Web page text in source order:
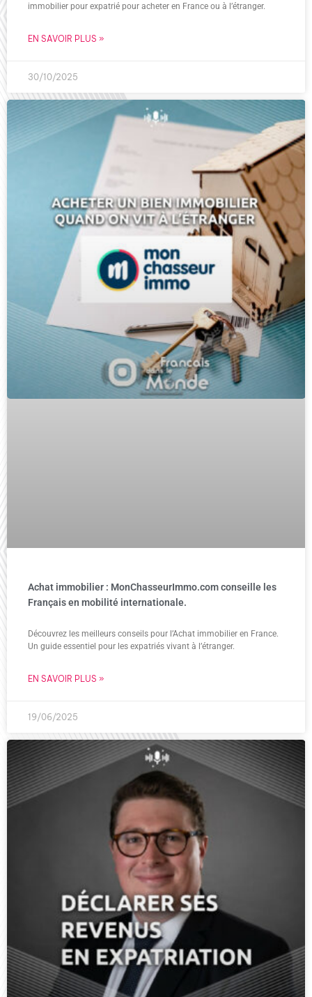
immobilier pour expatrié pour acheter en France ou à l’étranger.
EN SAVOIR PLUS »
30/10/2025
Achat immobilier : MonChasseurImmo.com conseille les
Français en mobilité internationale.
Découvrez les meilleurs conseils pour l’Achat immobilier en France.
Un guide essentiel pour les expatriés vivant à l’étranger.
EN SAVOIR PLUS »
19/06/2025